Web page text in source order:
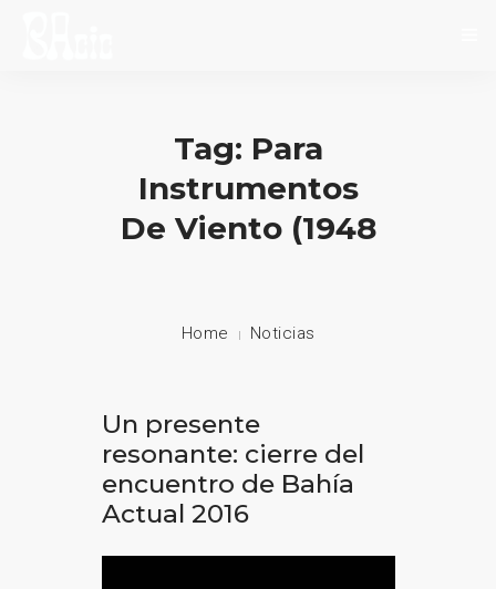
Tag: Para
Instrumentos
De Viento (1948
Home Noticias
Un presente
resonante: cierre del
encuentro de Bahía
Actual 2016